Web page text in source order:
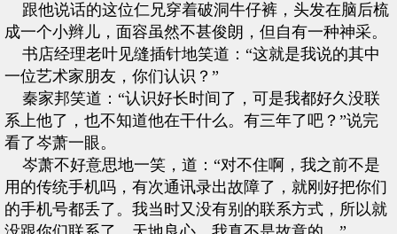
跟他说话的这位仁兄穿着破洞牛仔裤，头发在脑后梳
成一个小辫儿，面容虽然不甚俊朗，但自有一种神采。
书店经理老叶见缝插针地笑道：“这就是我说的其中
一位艺术家朋友，你们认识？”
秦家邦笑道：“认识好长时间了，可是我都好久没联
系上他了，也不知道他在干什么。有三年了吧？”说完
看了岑萧一眼。
岑萧不好意思地一笑，道：“对不住啊，我之前不是
用的传统手机吗，有次通讯录出故障了，就刚好把你们
的手机号都丢了。我当时又没有别的联系方式，所以就